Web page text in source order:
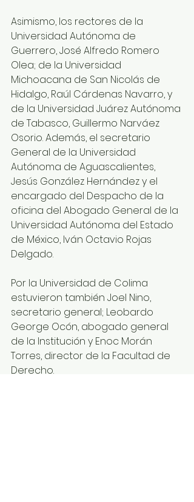
Asimismo, los rectores de la
Universidad Autónoma de
Guerrero, José Alfredo Romero
Olea; de la Universidad
Michoacana de San Nicolás de
Hidalgo, Raúl Cárdenas Navarro, y
de la Universidad Juárez Autónoma
de Tabasco, Guillermo Narváez
Osorio. Además, el secretario
General de la Universidad
Autónoma de Aguascalientes,
Jesús González Hernández y el
encargado del Despacho de la
oficina del Abogado General de la
Universidad Autónoma del Estado
de México, Iván Octavio Rojas
Delgado.
Por la Universidad de Colima
estuvieron también Joel Nino,
secretario general; Leobardo
George Ocón, abogado general
de la Institución y Enoc Morán
Torres, director de la Facultad de
Derecho.